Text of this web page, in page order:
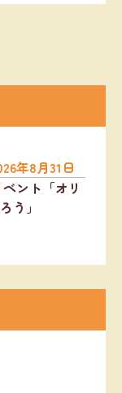
年8月31日
ント「オリ
う」